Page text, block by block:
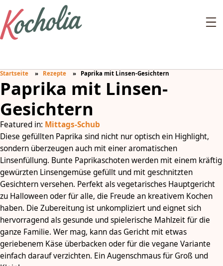
Startseite Rezepte Paprika mit Linsen-Gesichtern
Paprika mit Linsen-
Gesichtern
Featured in: Mittags-Schub
Diese gefüllten Paprika sind nicht nur optisch ein Highlight,
sondern überzeugen auch mit einer aromatischen
Linsenfüllung. Bunte Paprikaschoten werden mit einem kräftig
gewürzten Linsengemüse gefüllt und mit geschnitzten
Gesichtern versehen. Perfekt als vegetarisches Hauptgericht
zu Halloween oder für alle, die Freude an kreativem Kochen
haben. Die Zubereitung ist unkompliziert und eignet sich
hervorragend als gesunde und spielerische Mahlzeit für die
ganze Familie. Wer mag, kann das Gericht mit etwas
geriebenem Käse überbacken oder für die vegane Variante
einfach darauf verzichten. Ein Augenschmaus für Groß und